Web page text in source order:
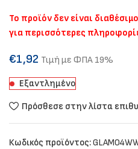
Το προϊόν δεν είναι
για περισσότερες
€1,92 Τιμή με ΦΠΑ 19%
Εξαντλημένο
Πρόσθεσε στην λίστα
Κωδικός προϊόντος: